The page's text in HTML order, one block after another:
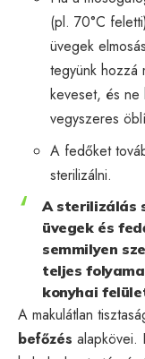
(pl. 70°C
üvegek
tegyünk hozzá
keveset, és ne
vegyszeres
A fedőket
sterilizálni.
A sterilizálás
üvegek és
semmilyen
teljes
konyhai
A makulátlan
befőzés alapkövei.